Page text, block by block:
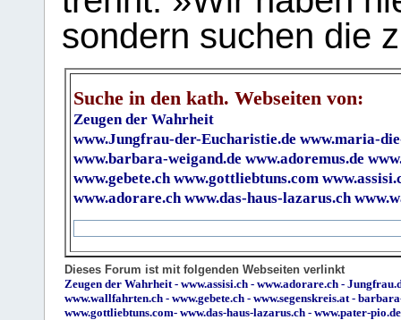
sondern suchen die
Suche in den kath. Webseiten von:
Zeugen der Wahrheit
www.Jungfrau-der-Eucharistie.de www.maria-
www.barbara-weigand.de www.adoremus.de
www.gebete.ch www.gottliebtuns.com
www.adorare.ch www.das-haus-lazarus.ch
Dieses Forum ist mit folgenden Webseiten verlinkt
Zeugen der Wahrheit - www.assisi.ch - www.adorare.ch -
www.wallfahrten.ch - www.gebete.ch - www.segenskreis.at -
www.gottliebtuns.com- www.das-haus-lazarus.ch - www.pater-pio.de